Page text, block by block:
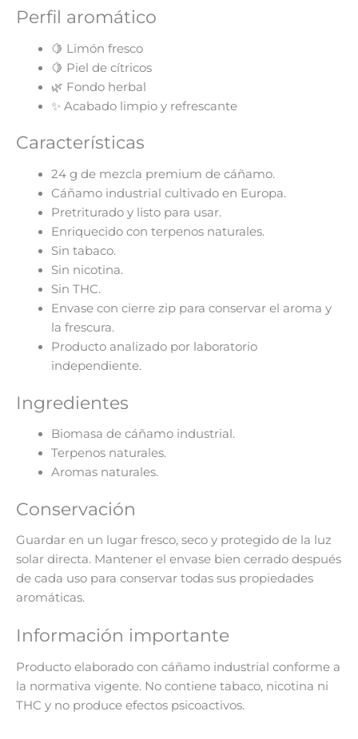
Perfil aromático
🍋 Limón fresco
🍋 Piel de cítricos
🌿 Fondo herbal
✨ Acabado limpio y refrescante
Características
24 g de mezcla premium de cáñamo.
Cáñamo industrial cultivado en Europa.
Pretriturado y listo para usar.
Enriquecido con terpenos naturales.
Sin tabaco.
Sin nicotina.
Sin THC.
Envase con cierre zip para conservar el aroma y
la frescura.
Producto analizado por laboratorio
independiente.
Ingredientes
Biomasa de cáñamo industrial.
Terpenos naturales.
Aromas naturales.
Conservación
Guardar en un lugar fresco, seco y protegido de la luz
solar directa. Mantener el envase bien cerrado después
de cada uso para conservar todas sus propiedades
aromáticas.
Información importante
Producto elaborado con cáñamo industrial conforme a
la normativa vigente. No contiene tabaco, nicotina ni
THC y no produce efectos psicoactivos.